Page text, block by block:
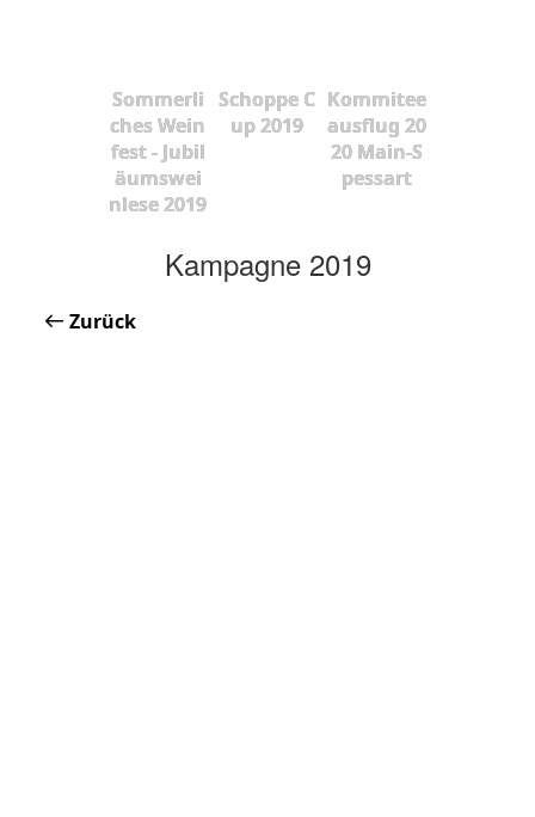
Sommerli
ches Wein
fest - Jubil
äumswei
nlese 2019
Schoppe C
up 2019
Kommitee
ausflug 20
20 Main-S
pessart
Kampagne 2019
Zurück